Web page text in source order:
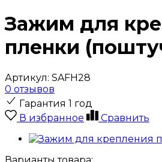
Зажим для
пленки
Артикул: SAFH28
0 отзывов
Гарантия 1 год
В избранное
Сравнить